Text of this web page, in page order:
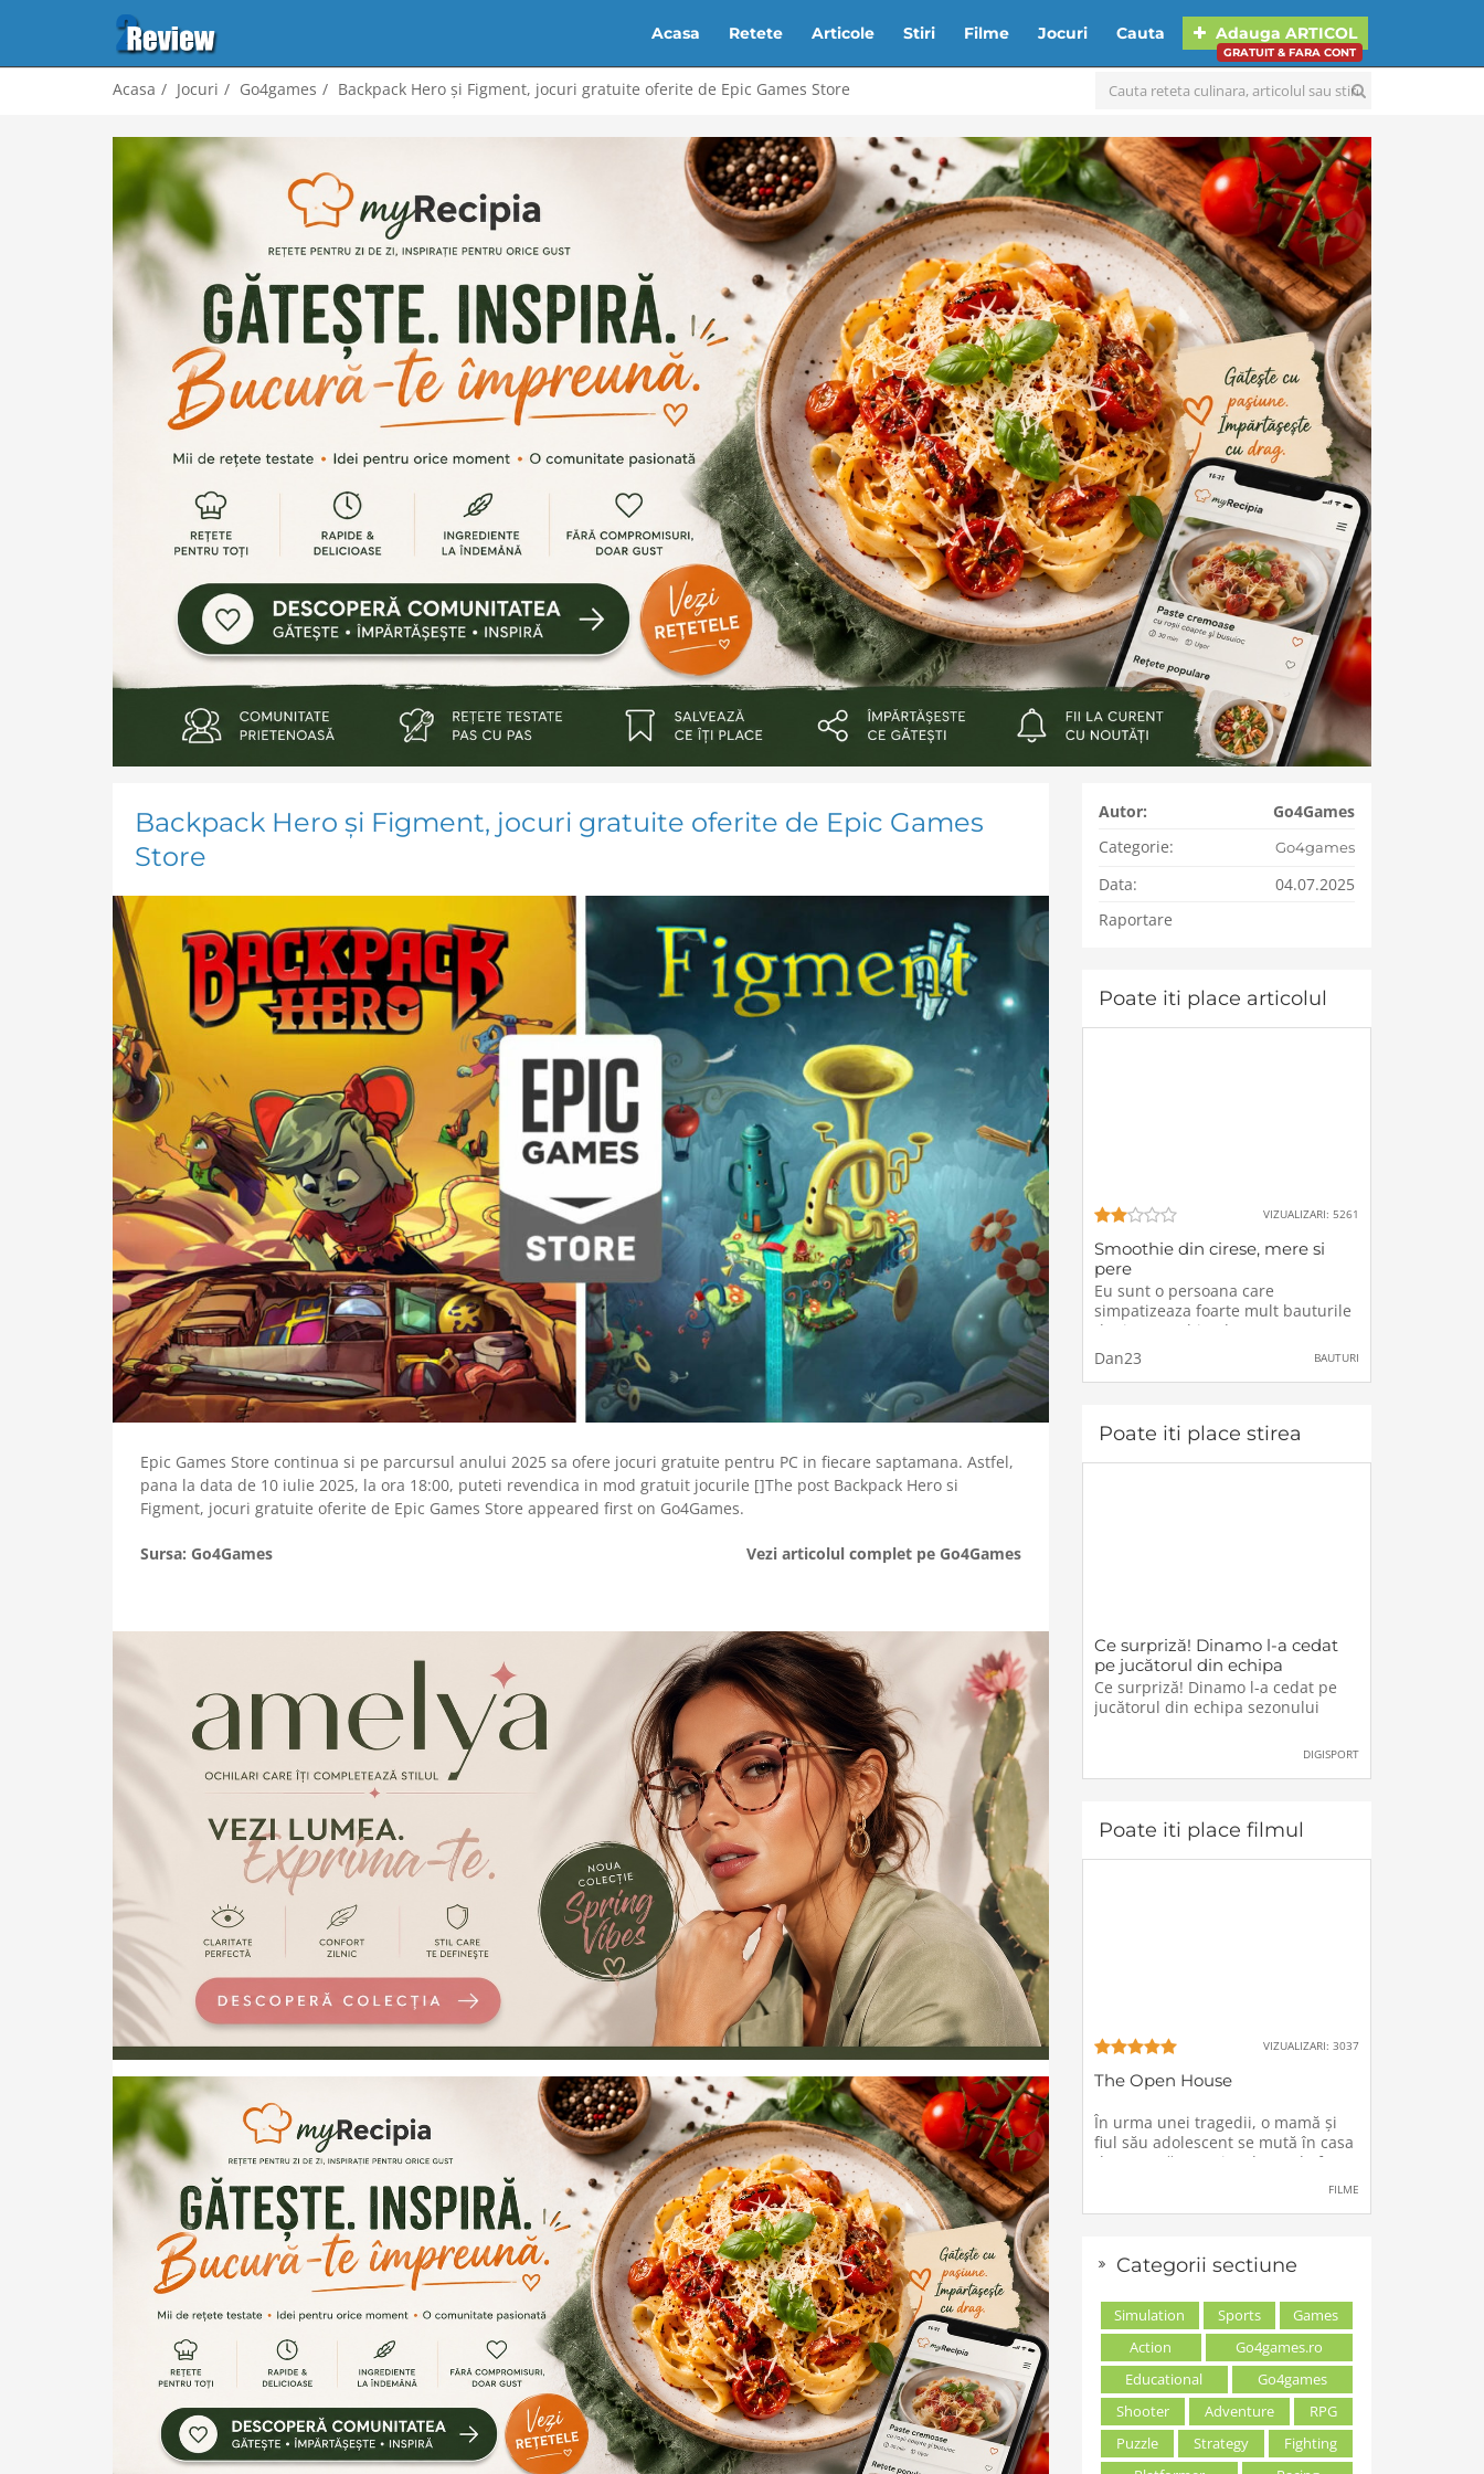
Acasa Retete Articole Stiri Filme Jocuri Cauta Adauga ARTICOL
GRATUIT & FARA CONT
Acasa Jocuri Go4games Backpack Hero și Figment, jocuri gratuite oferite de Epic Games Store
Backpack Hero și Figment, jocuri gratuite oferite de Epic Games
Store
Epic Games Store continua si pe parcursul anului 2025 sa ofere jocuri gratuite pentru PC in fiecare saptamana. Astfel,
pana la data de 10 iulie 2025, la ora 18:00, puteti revendica in mod gratuit jocurile []The post Backpack Hero si
Figment, jocuri gratuite oferite de Epic Games Store appeared first on Go4Games.
Sursa: Go4Games Vezi articolul complet pe Go4Games
Autor:
Go4Games
Categorie:
Go4games
Data:
04.07.2025
Raportare
Poate iti place articolul
VIZUALIZARI: 5261
Smoothie din cirese, mere si
pere
Eu sunt o persoana care
simpatizeaza foarte mult bauturile
de tip smoothie, deoarece sunt
foarte sanatoase, iar in acelasi
timp, chiar indrum pe toti oamenii
sa bea aceste bauturi pe care le
uri”, mai exact
Dan23 BAUTURI
Poate iti place stirea
Ce surpriză! Dinamo l-a cedat
pe jucătorul din echipa
sezonului
Ce surpriză! Dinamo l-a cedat pe
jucătorul din echipa sezonului
DIGISPORT
Poate iti place filmul
VIZUALIZARI: 3037
The Open House
În urma unei tragedii, o mamă şi
fiul său adolescent se mută în casa
de vacanţă a unei rude, unde forţe
FILME
Categorii sectiune
Simulation Sports
Games
Action
Go4games.ro
Educational
Go4games
Shooter
Adventure
RPG
Puzzle
Strategy
Fighting